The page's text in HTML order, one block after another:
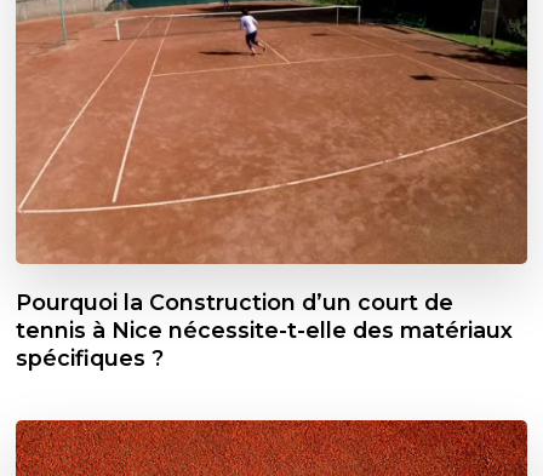
Pourquoi la Construction d’un court de
tennis à Nice nécessite-t-elle des matériaux
spécifiques ?